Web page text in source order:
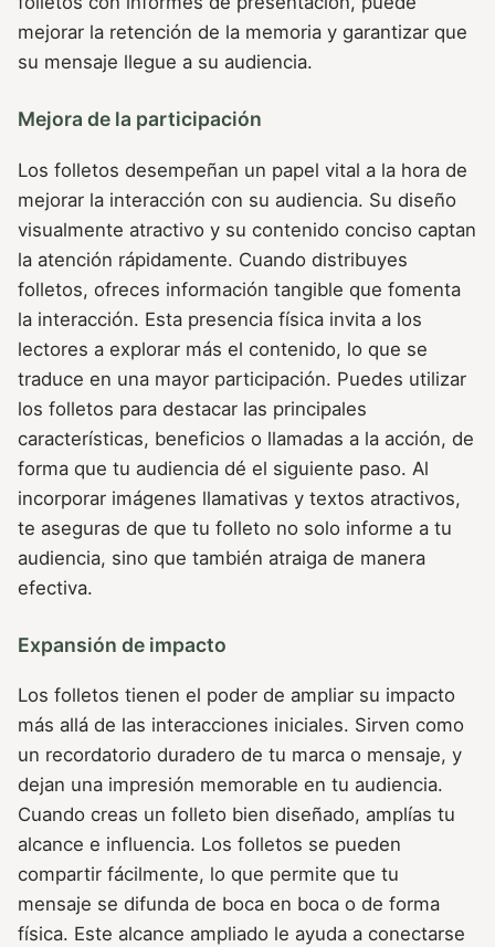
mejorar la retención de la memoria y garantizar que
su mensaje llegue a su audiencia.
Mejora de la participación
Los folletos desempeñan un papel vital a la hora de
mejorar la interacción con su audiencia. Su diseño
visualmente atractivo y su contenido conciso captan
la atención rápidamente. Cuando distribuyes
folletos, ofreces información tangible que fomenta
la interacción. Esta presencia física invita a los
lectores a explorar más el contenido, lo que se
traduce en una mayor participación. Puedes utilizar
los folletos para destacar las principales
características, beneficios o llamadas a la acción, de
forma que tu audiencia dé el siguiente paso. Al
incorporar imágenes llamativas y textos atractivos,
te aseguras de que tu folleto no solo informe a tu
audiencia, sino que también atraiga de manera
efectiva.
Expansión de impacto
Los folletos tienen el poder de ampliar su impacto
más allá de las interacciones iniciales. Sirven como
un recordatorio duradero de tu marca o mensaje, y
dejan una impresión memorable en tu audiencia.
Cuando creas un folleto bien diseñado, amplías tu
alcance e influencia. Los folletos se pueden
compartir fácilmente, lo que permite que tu
mensaje se difunda de boca en boca o de forma
física. Este alcance ampliado le ayuda a conectarse